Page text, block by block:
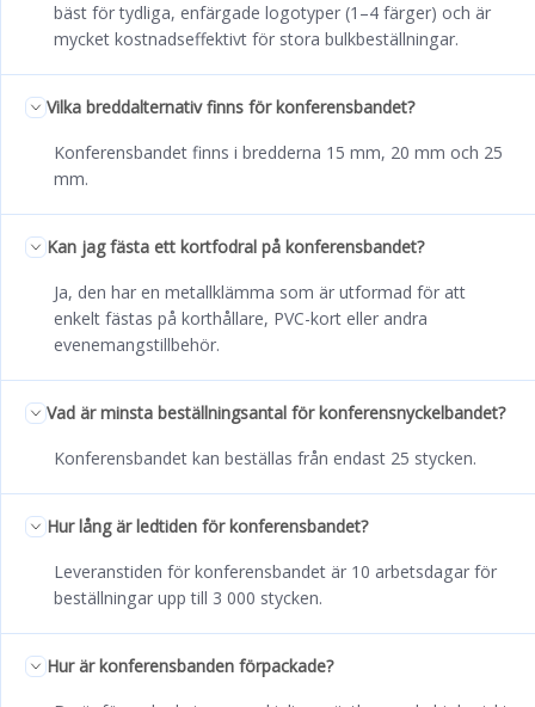
bäst för tydliga, enfärgade logotyper (1–4 färger) och är
mycket kostnadseffektivt för stora bulkbeställningar.
Vilka breddalternativ finns för konferensbandet?
Konferensbandet finns i bredderna 15 mm, 20 mm och 25
mm.
Kan jag fästa ett kortfodral på konferensbandet?
Ja, den har en metallklämma som är utformad för att
enkelt fästas på korthållare, PVC-kort eller andra
evenemangstillbehör.
Vad är minsta beställningsantal för konferensnyckelbandet?
Konferensbandet kan beställas från endast 25 stycken.
Hur lång är ledtiden för konferensbandet?
Leveranstiden för konferensbandet är 10 arbetsdagar för
beställningar upp till 3 000 stycken.
Hur är konferensbanden förpackade?